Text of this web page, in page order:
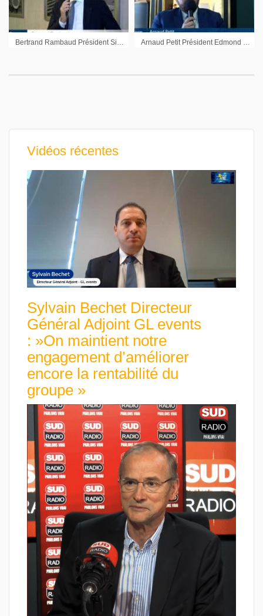
Vidéos récentes
Sylvain Bechet Directeur
Général Adjoint GL events
: »On maintient notre
engagement d’améliorer
encore la rentabilité du
groupe »